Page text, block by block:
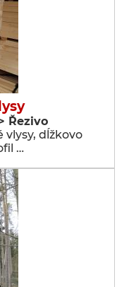
Řezivo
vlysy, dĺžkovo
…